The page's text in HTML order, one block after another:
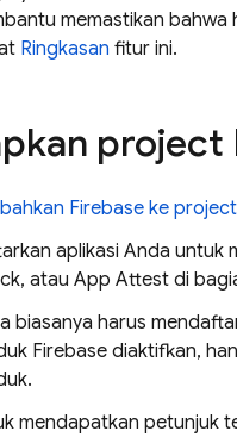
memastikan
Ringkasan fitur ini.
project
Firebase ke
aplikasi Anda untuk
atau App Attest di
biasanya harus
Firebase diaktifkan,
mendapatkan petunjuk